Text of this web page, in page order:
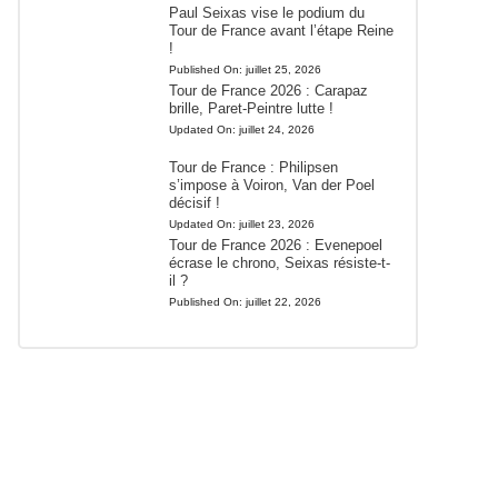
Paul Seixas vise le podium du
Tour de France avant l’étape Reine
!
Published On: juillet 25, 2026
Tour de France 2026 : Carapaz
brille, Paret-Peintre lutte !
Updated On: juillet 24, 2026
Tour de France : Philipsen
s’impose à Voiron, Van der Poel
décisif !
Updated On: juillet 23, 2026
Tour de France 2026 : Evenepoel
écrase le chrono, Seixas résiste-t-
il ?
Published On: juillet 22, 2026